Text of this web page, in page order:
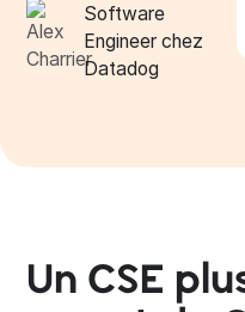
Software
Engineer chez
Datadog
Un CSE